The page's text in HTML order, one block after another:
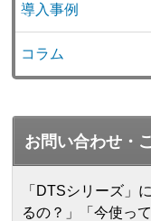
導入事例
コラム
お問い合わせ・
「DTSシリーズ」
るの？」「今使っ